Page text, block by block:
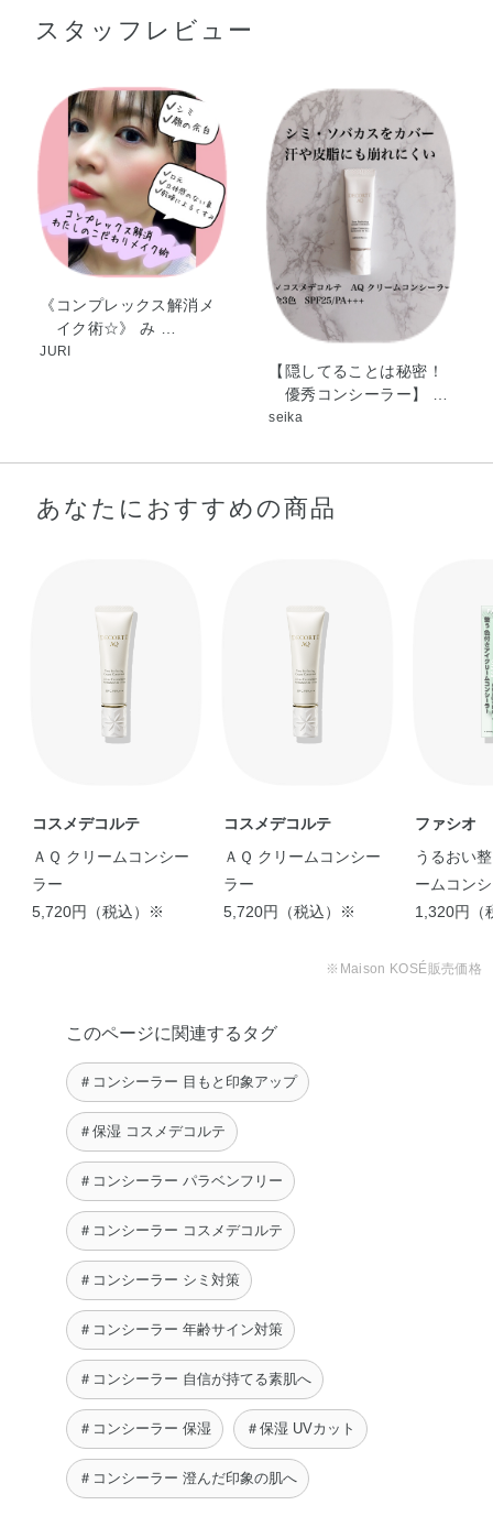
●特に気になる部分には、重ねづけをしてください。
ットウエキス・シラカンバ樹液・シラカンバ樹皮エキス・
デシルテトラデセス－20／HDI）コポリマー・（アクリレ
ーツ／ジメチコン）コポリマー・オレイン酸フィトステリ
ル・カルボマー・コハク酸・コハク酸2Na・ジフェニルシ
ロキシフェニルトリメチコン・ジメチコン・スクワラン・
セスキオレイン酸ソルビタン・ポリソルベート20・ラウリ
ン酸K・レシチン・塩化Na・含水シリカ・水酸化Al・水添
レシチン・乳酸Na・香料・酸化チタン・酸化亜鉛・酸化鉄
スタッフレビュー
《コンプレックス解消メ
イク術☆》 み …
JURI
【隠してることは秘密！
優秀コンシーラー】 …
seika
あなたにおすすめの商品
コスメデコルテ
ＡＱ クリームコンシー
ラー
5,720円（税込）※
コスメデコルテ
ＡＱ クリームコンシー
ラー
5,720円（税込）※
ファシオ
うるおい
ームコン
1,320円（
※Maison KOSÉ販売価格
このページに関連するタグ
＃コンシーラー 目もと印象アップ
＃保湿 コスメデコルテ
＃コンシーラー パラベンフリー
＃コンシーラー コスメデコルテ
＃コンシーラー シミ対策
＃コンシーラー 年齢サイン対策
＃コンシーラー 自信が持てる素肌へ
＃コンシーラー 保湿 ＃保湿 UVカット
＃コンシーラー 澄んだ印象の肌へ